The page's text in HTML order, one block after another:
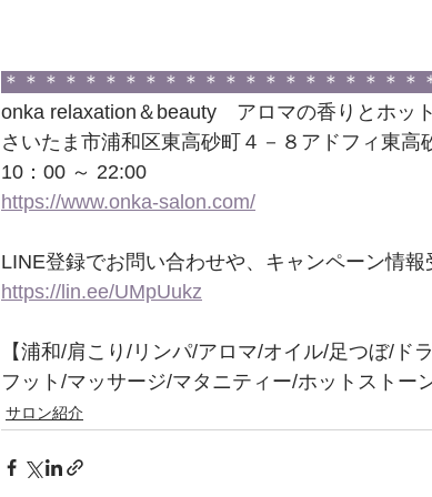
＊＊＊＊＊＊＊＊＊＊＊＊＊＊＊＊＊＊＊＊＊
onka relaxation＆beauty　アロマの香りとホッ
さいたま市浦和区東高砂町４－８アドフィ東高
10：00 ～ 22:00
https://www.onka-salon.com/
LINE登録でお問い合わせや、キャンペーン情報
https://lin.ee/UMpUukz
【浦和/肩こり/リンパ/アロマ/オイル/足つぼ/
フット/マッサージ/マタニティー/ホットストー
サロン紹介